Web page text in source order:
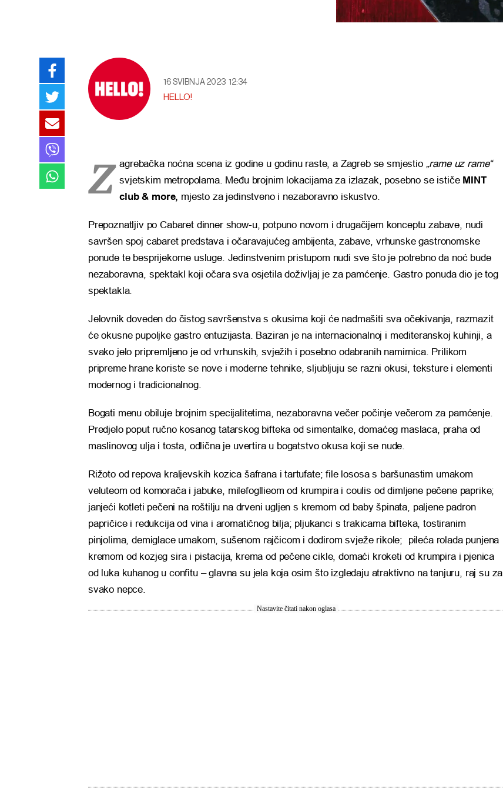
16 SVIBNJA 2023 12:34
HELLO!
Z agrebačka noćna scena iz godine u godinu raste, a Zagreb se smjestio „rame uz rame“
svjetskim metropolama. Među brojnim lokacijama za izlazak, posebno se ističe MINT
club & more, mjesto za jedinstveno i nezaboravno iskustvo.
Prepoznatljiv po Cabaret dinner show-u, potpuno novom i drugačijem konceptu zabave, nudi
savršen spoj cabaret predstava i očaravajućeg ambijenta, zabave, vrhunske gastronomske
ponude te besprijekorne usluge. Jedinstvenim pristupom nudi sve što je potrebno da noć bude
nezaboravna, spektakl koji očara sva osjetila doživljaj je za pamćenje. Gastro ponuda dio je tog
spektakla.
Jelovnik doveden do čistog savršenstva s okusima koji će nadmašiti sva očekivanja, razmazit
će okusne pupoljke gastro entuzijasta. Baziran je na internacionalnoj i mediteranskoj kuhinji, a
svako jelo pripremljeno je od vrhunskih, svježih i posebno odabranih namirnica. Prilikom
pripreme hrane koriste se nove i moderne tehnike, sljubljuju se razni okusi, teksture i elementi
modernog i tradicionalnog.
Bogati menu obiluje brojnim specijalitetima, nezaboravna večer počinje večerom za pamćenje.
Predjelo poput ručno kosanog tatarskog bifteka od simentalke, domaćeg maslaca, praha od
maslinovog ulja i tosta, odlična je uvertira u bogatstvo okusa koji se nude.
Rižoto od repova kraljevskih kozica šafrana i tartufate; file lososa s baršunastim umakom
veluteom od komorača i jabuke, milefogllieom od krumpira i coulis od dimljene pečene paprike;
janjeći kotleti pečeni na roštilju na drveni ugljen s kremom od baby špinata, paljene padron
papričice i redukcija od vina i aromatičnog bilja; pljukanci s trakicama bifteka, tostiranim
pinjolima, demiglace umakom, sušenom rajčicom i dodirom svježe rikole; pileća rolada punjena
kremom od kozjeg sira i pistacija, krema od pečene cikle, domaći kroketi od krumpira i pjenica
od luka kuhanog u confitu – glavna su jela koja osim što izgledaju atraktivno na tanjuru, raj su za
svako nepce.
Nastavite čitati nakon oglasa